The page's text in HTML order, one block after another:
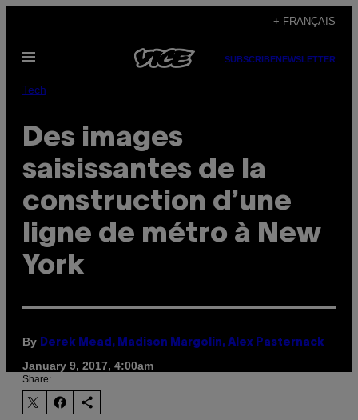
content
+ FRANÇAIS
Open
SUBSCRIBENEWSLETTER
Tech
Des images
saisissantes de la
construction d’une
ligne de métro à New
York
By Derek Mead, Madison Margolin, Alex Pasternack
January 9, 2017, 4:00am
Share: